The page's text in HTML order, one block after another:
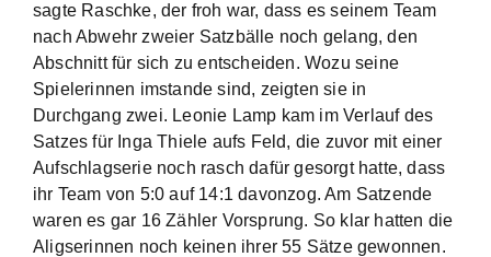
sagte Raschke, der froh war, dass es seinem Team
nach Abwehr zweier Satzbälle noch gelang, den
Abschnitt für sich zu entscheiden. Wozu seine
Spielerinnen imstande sind, zeigten sie in
Durchgang zwei. Leonie Lamp kam im Verlauf des
Satzes für Inga Thiele aufs Feld, die zuvor mit einer
Aufschlagserie noch rasch dafür gesorgt hatte, dass
ihr Team von 5:0 auf 14:1 davonzog. Am Satzende
waren es gar 16 Zähler Vorsprung. So klar hatten die
Aligserinnen noch keinen ihrer 55 Sätze gewonnen.